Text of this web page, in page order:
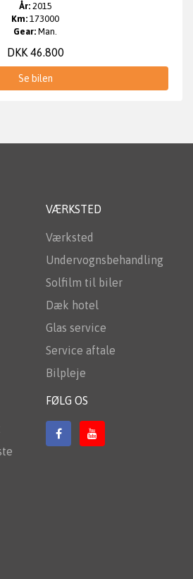
År:2015
Km: 173000
Gear: Man.
DKK 46.800
Se bilen
VÆRKSTED
Værksted
Undervognsbehandling
Solfilm til biler
Dæk hotel
Glas service
Service aftale
Bilpleje
FØLG OS